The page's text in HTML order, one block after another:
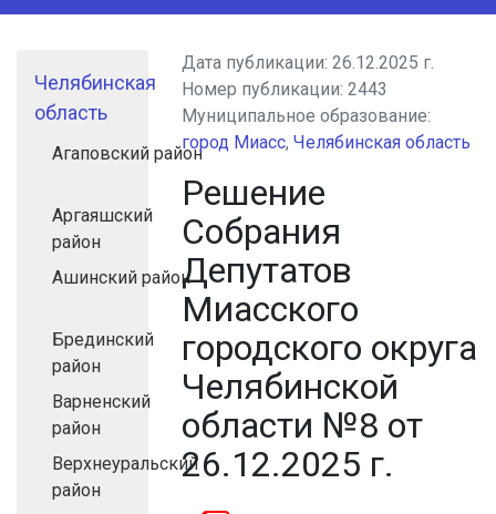
Челябинская
область
Агаповский район
Аргаяшский
район
Ашинский район
Брединский
район
Варненский
район
Верхнеуральский
район
Дата публикации:26.12.2025 г.
Номер публикации:2443
Муниципальное образование:
город Миасс,Челябинская область
Решение
Собрания
Депутатов
Миасского
городского округа
Челябинской
области №8 от
26.12.2025 г.